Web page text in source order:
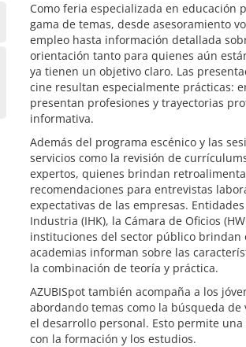
Como feria especializada en educación
gama de temas, desde asesoramiento
empleo hasta información detallada
orientación tanto para quienes aún
ya tienen un objetivo claro. Las
cine resultan especialmente prácticas:
presentan profesiones y trayectorias
informativa.
Además del programa escénico y las
servicios como la revisión de
expertos, quienes brindan
recomendaciones para entrevistas
expectativas de las empresas.
Industria (IHK), la Cámara de Oficios
instituciones del sector público
academias informan sobre las
la combinación de teoría y práctica.
AZUBISpot también acompaña a los
abordando temas como la búsqueda
el desarrollo personal. Esto permite
con la formación y los estudios.